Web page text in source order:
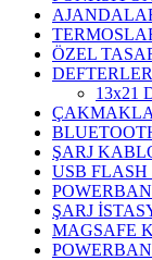
ÖZEL
DEFTERLER
13x21
ŞARJ
USB
ŞARJ
MAGSAFE